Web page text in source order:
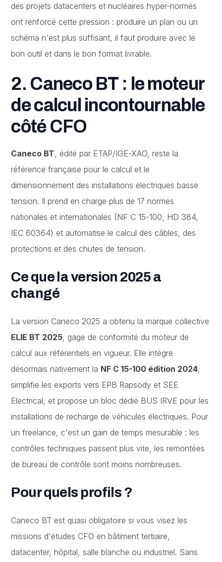
des projets datacenters et nucléaires hyper-normés
ont renforcé cette pression : produire un plan ou un
schéma n'est plus suffisant, il faut produire avec le
bon outil et dans le bon format livrable.
2. Caneco BT : le moteur
de calcul incontournable
côté CFO
Caneco BT , édité par ETAP/IGE-XAO, reste la
référence française pour le calcul et le
dimensionnement des installations électriques basse
tension. Il prend en charge plus de 17 normes
nationales et internationales (NF C 15-100, HD 384,
IEC 60364) et automatise le calcul des câbles, des
protections et des chutes de tension.
Ce que la version 2025 a
changé
La version Caneco 2025 a obtenu la marque collective
ELIE BT 2025 , gage de conformité du moteur de
calcul aux référentiels en vigueur. Elle intègre
désormais nativement la NF C 15-100 édition 2024
simplifie les exports vers EPB Rapsody et SEE
Electrical, et propose un bloc dédié BUS IRVE pour les
installations de recharge de véhicules électriques. Pour
un freelance, c'est un gain de temps mesurable : les
contrôles techniques passent plus vite, les remontées
de bureau de contrôle sont moins nombreuses.
Pour quels profils ?
Caneco BT est quasi obligatoire si vous visez les
missions d'études CFO en bâtiment tertiaire,
datacenter, hôpital, salle blanche ou industriel. Sans